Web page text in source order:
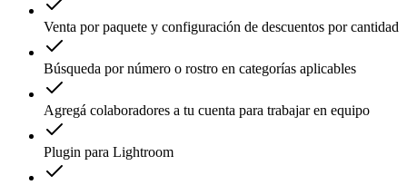
Venta por paquete y configuración de descuentos por cantidad
Búsqueda por número o rostro en categorías aplicables
Agregá colaboradores a tu cuenta para trabajar en equipo
Plugin para Lightroom